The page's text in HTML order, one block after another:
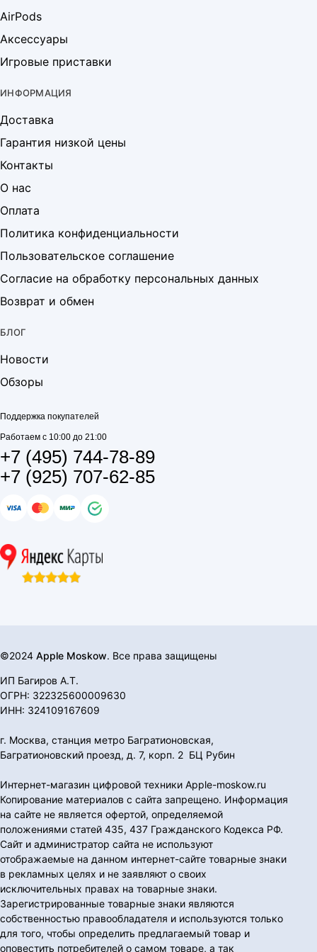
AirPods
Аксессуары
Игровые приставки
ИНФОРМАЦИЯ
Доставка
Гарантия низкой цены
Контакты
О нас
Оплата
Политика конфиденциальности
Пользовательское соглашение
Согласие на обработку персональных данных
Возврат и обмен
БЛОГ
Новости
Обзоры
Поддержка покупателей
Работаем с 10:00 до 21:00
+7 (495) 744-78-89
+7 (925) 707-62-85
©2024 Apple Moskow. Все права защищены
ИП Багиров А.Т.
ОГРН: 322325600009630
ИНН: 324109167609
г. Москва, станция метро Багратионовская,
Багратионовский проезд, д. 7, корп. 2 БЦ Рубин
Интернет-магазин цифровой техники Apple-moskow.ru
Копирование материалов с сайта запрещено. Информация
на сайте не является офертой, определяемой
положениями статей 435, 437 Гражданского Кодекса РФ.
Сайт и администратор сайта не используют
отображаемые на данном интернет-сайте товарные знаки
в рекламных целях и не заявляют о своих
исключительных правах на товарные знаки.
Зарегистрированные товарные знаки являются
собственностью правообладателя и используются только
для того, чтобы определить предлагаемый товар и
оповестить потребителей о самом товаре, а так